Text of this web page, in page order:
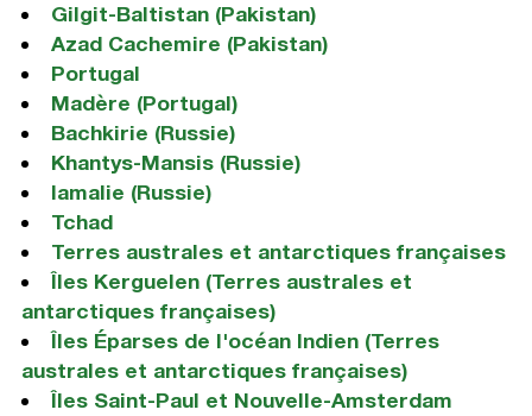
Gilgit-Baltistan (Pakistan)
Azad Cachemire (Pakistan)
Portugal
Madère (Portugal)
Bachkirie (Russie)
Khantys-Mansis (Russie)
Iamalie (Russie)
Tchad
Terres australes et antarctiques françaises
Îles Kerguelen (Terres australes et
antarctiques françaises)
Îles Éparses de l'océan Indien (Terres
australes et antarctiques françaises)
Îles Saint-Paul et Nouvelle-Amsterdam